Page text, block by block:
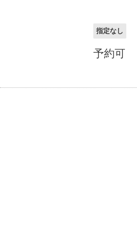
指定なし
予約可